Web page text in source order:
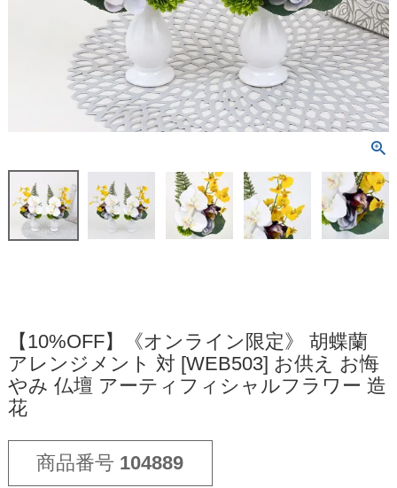
【10%OFF】《オンライン限定》 胡蝶蘭
アレンジメント 対 [WEB503] お供え お悔
やみ 仏壇 アーティフィシャルフラワー 造
花
商品番号 104889